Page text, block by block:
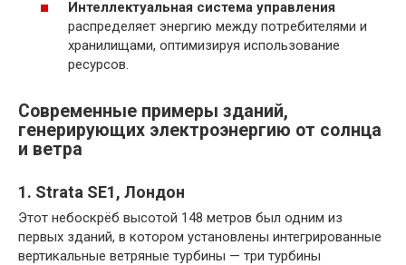
Интеллектуальная система управления
распределяет энергию между потребителями и
хранилищами, оптимизируя использование
ресурсов.
Современные примеры зданий,
генерирующих электроэнергию от солнца
и ветра
1. Strata SE1, Лондон
Этот небоскрёб высотой 148 метров был одним из
первых зданий, в котором установлены интегрированные
вертикальные ветряные турбины — три турбины